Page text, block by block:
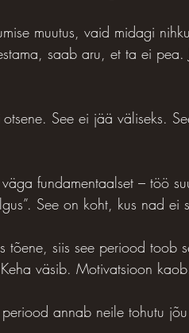
muutus, vaid midagi
saab aru, et ta ei pea.
See ei jää väliseks.
fundamentaalset – töö
See on koht, kus nad ei
tõene, siis see periood toob
väsib. Motivatsioon
annab neile tohutu